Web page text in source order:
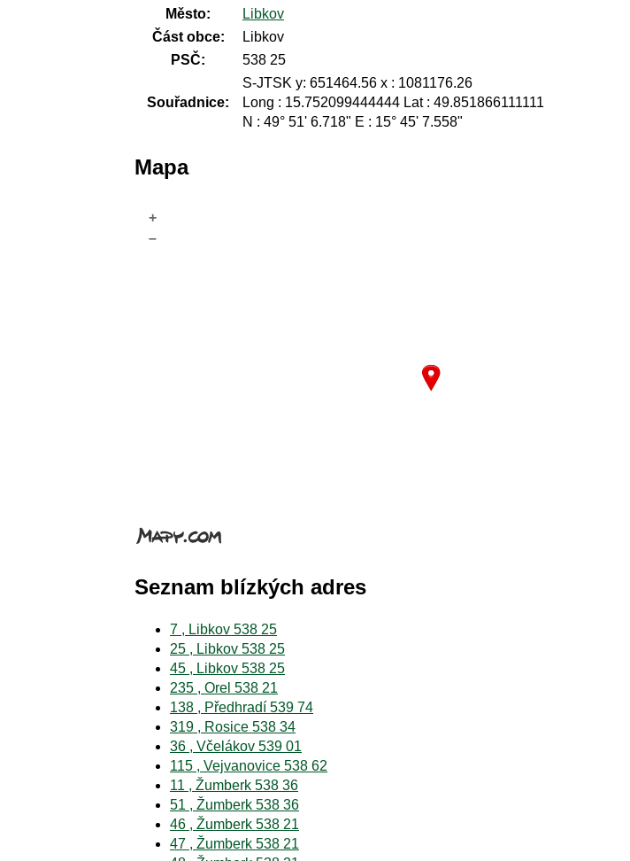
Město:
Libkov
Část obce:
Libkov
PSČ:
538 25
Souřadnice:
S-JTSK y: 651464.56 x : 1081176.26
Long : 15.752099444444 Lat : 49.851866111111
N : 49° 51' 6.718" E : 15° 45' 7.558"
Mapa
+
–
Seznam blízkých adres
7 , Libkov 538 25
25 , Libkov 538 25
45 , Libkov 538 25
235 , Orel 538 21
138 , Předhradí 539 74
319 , Rosice 538 34
36 , Včelákov 539 01
115 , Vejvanovice 538 62
11 , Žumberk 538 36
51 , Žumberk 538 36
46 , Žumberk 538 21
47 , Žumberk 538 21